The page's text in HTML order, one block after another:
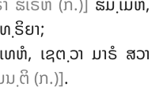
ຣິຍາ;
ຫໍ, ເຊຕ຺ວາ ມາຣໍ ສວາ
ນ຺ຕິ (ກ.)].